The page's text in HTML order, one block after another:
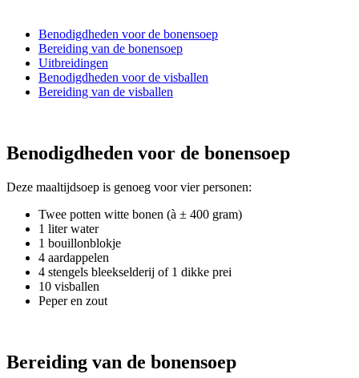
Benodigdheden voor de bonensoep
Bereiding van de bonensoep
Uitbreidingen
Benodigdheden voor de visballen
Bereiding van de visballen
Benodigdheden voor de bonensoep
Deze maaltijdsoep is genoeg voor vier personen:
Twee potten witte bonen (à ± 400 gram)
1 liter water
1 bouillonblokje
4 aardappelen
4 stengels bleekselderij of 1 dikke prei
10 visballen
Peper en zout
Bereiding van de bonensoep